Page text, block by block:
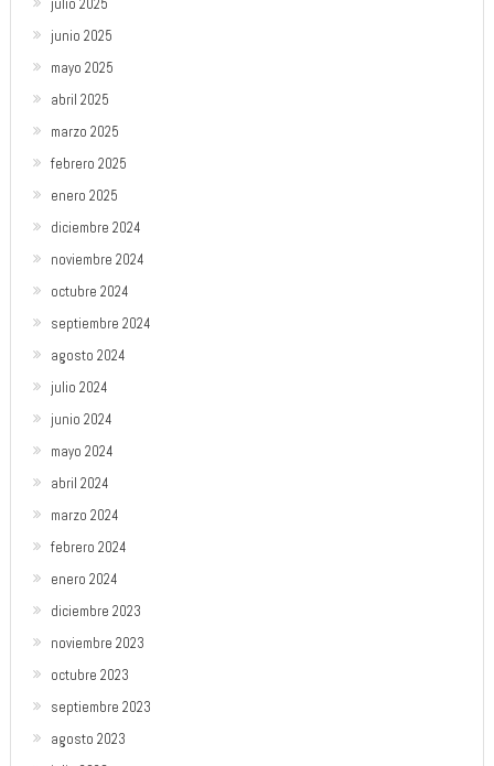
julio 2025
junio 2025
mayo 2025
abril 2025
marzo 2025
febrero 2025
enero 2025
diciembre 2024
noviembre 2024
octubre 2024
septiembre 2024
agosto 2024
julio 2024
junio 2024
mayo 2024
abril 2024
marzo 2024
febrero 2024
enero 2024
diciembre 2023
noviembre 2023
octubre 2023
septiembre 2023
agosto 2023